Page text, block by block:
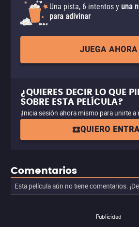
Una pista, 6 intentos y una
para adivinar
JUEGA AHORA
¿QUIERES DECIR LO QUE
SOBRE ESTA PELÍCULA?
¡Inicia sesión ahora mismo para unirte
QUIERO
Comentarios
Esta película aún no tiene comentarios.
Publicidad